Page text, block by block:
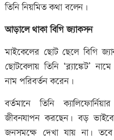
তিনি নিয়মিত কথা বলেন।
আড়ালে থাকা বিগি জ্যাকসন
মাইকেলের ছোট ছেলে বিগি
ছোটবেলায় তিনি ‘ব্ল্যাঙ্কেট’
নাম পরিবর্তন করেন।
বর্তমানে তিনি
জীবনযাপন করছেন। বড়
জনসমক্ষে দেখা যায় না। তবে